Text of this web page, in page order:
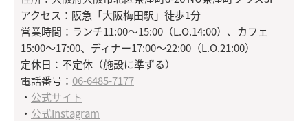
アクセス：阪急「大阪梅田駅」徒歩1分
営業時間：ランチ11:00～15:00（L.O.14:00）、カフェ
15:00～17:00、ディナー17:00～22:00（L.O.21:00）
定休日：不定休（施設に準ずる）
電話番号： 06-6485-7177
・ 公式サイト
・ 公式Instagram